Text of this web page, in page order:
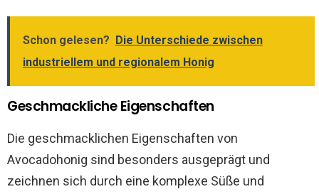
Schon gelesen?
Die Unterschiede zwischen
industriellem und regionalem Honig
Geschmackliche Eigenschaften
Die geschmacklichen Eigenschaften von
Avocadohonig sind besonders ausgeprägt und
zeichnen sich durch eine komplexe Süße und